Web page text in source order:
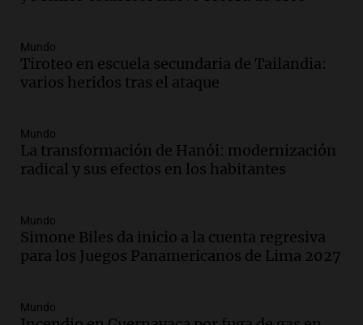
en ludopatía: “Tener el casino en la
mano es muy peligroso”
La Argentina, hoy
ciudad de Córdoba para interiorizarse
sobre los parques educativos
Amamos Argentina
Audio.
traerá más lluvias y eventos extremos
durante la primavera
Audio.
Córdoba sigue trabajando para
Mundo
Tiroteo en escuela secundaria de Tailandia:
varios heridos tras el ataque
Mundo
La transformación de Hanói: modernización
radical y sus efectos en los habitantes
Mundo
Simone Biles da inicio a la cuenta regresiva
para los Juegos Panamericanos de Lima 2027
Mundo